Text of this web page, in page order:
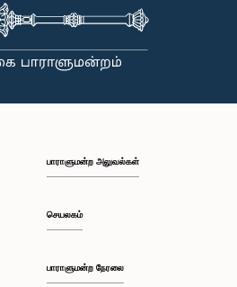
பாராளுமன்ற அலுவல்கள்
செயலகம்
பாராளுமன்ற நேரலை